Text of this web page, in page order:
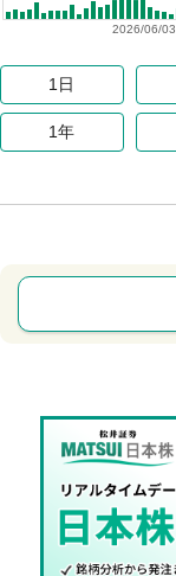
2026/06/03
1日
1年